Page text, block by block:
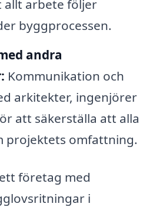
allt arbete följer
byggprocessen.
andra
Kommunikation och
arkitekter, ingenjörer
att säkerställa att alla
projektets omfattning.
företag med
i